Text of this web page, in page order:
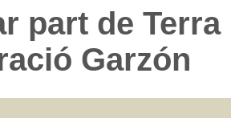
part de
Garzón